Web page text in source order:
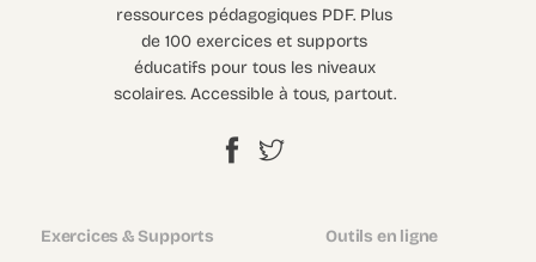
ressources pédagogiques PDF. Plus
de 100 exercices et supports
éducatifs pour tous les niveaux
scolaires. Accessible à tous, partout.
Exercices & Supports
Outils en ligne